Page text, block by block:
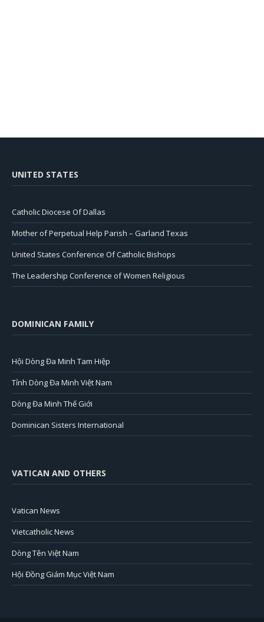
UNITED STATES
Catholic Diocese Of Dallas
Mother of Perpetual Help Parish – Garland Texas
United States Conference Of Catholic Bishops
The Leadership Conference of Women Religious
DOMINICAN FAMILY
Hội Dòng Đa Minh Tam Hiệp
Tỉnh Dòng Đa Minh Việt Nam
Dòng Đa Minh Thế Giới
Dominican Sisters International
VATICAN AND OTHERS
Vatican News
Vietcatholic News
Dòng Tên Việt Nam
Hội Đồng Giám Mục Việt Nam